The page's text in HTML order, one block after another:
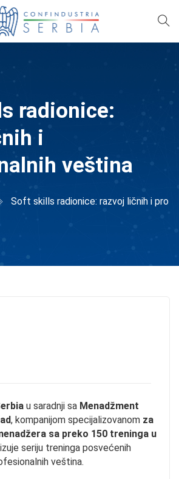
radionice:
i
veština
Soft skills radionice: razvoj ličnih i pro
u saradnji sa Menadžment
, kompanijom specijalizovanom za
sa preko 150 treninga u
seriju treninga posvećenih
veština.